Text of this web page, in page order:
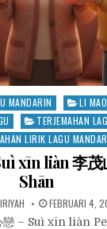
MANDARIN
LI
TERJEMAHAN
LIRIK LAGU
xīn liàn 李茂
Shān
FEBRUARI 4,
– Suì xīn liàn